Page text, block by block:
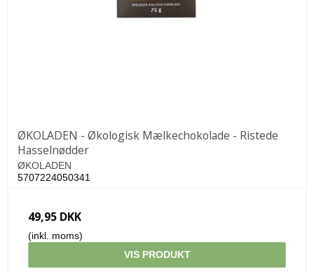
ØKOLADEN - Økologisk Mælkechokolade - Ristede
Hasselnødder
ØKOLADEN
5707224050341
49,95 DKK
(inkl. moms)
VIS PRODUKT